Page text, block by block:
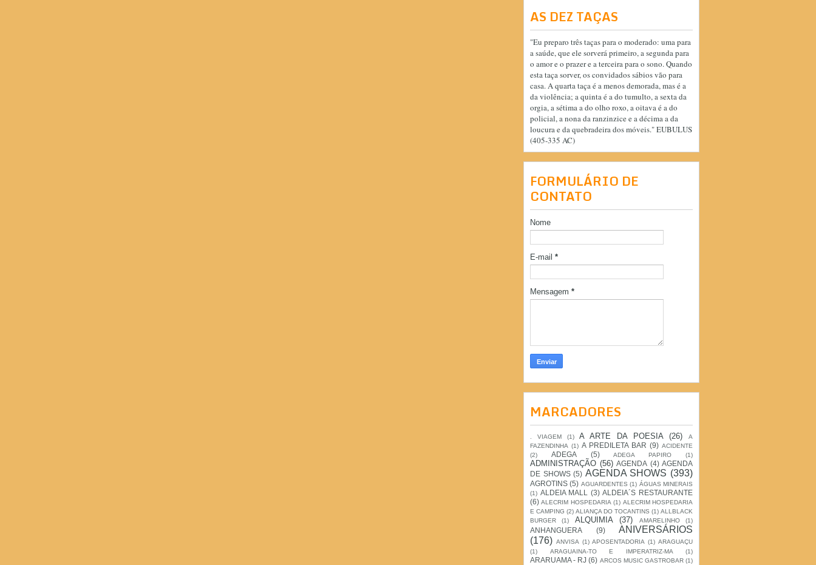
AS DEZ TAÇAS
"Eu preparo três taças para o moderado: uma para
a saúde, que ele sorverá primeiro, a segunda para
o amor e o prazer e a terceira para o sono. Quando
esta taça sorver, os convidados sábios vão para
casa. A quarta taça é a menos demorada, mas é a
da violência; a quinta é a do tumulto, a sexta da
orgia, a sétima a do olho roxo, a oitava é a do
policial, a nona da ranzinzice e a décima a da
loucura e da quebradeira dos móveis." EUBULUS
(405-335 AC)
FORMULÁRIO DE
CONTATO
Nome
E-mail *
Mensagem *
MARCADORES
. VIAGEM (1) A ARTE DA POESIA (26)
A
FAZENDINHA (1) A PREDILETA BAR (9) ACIDENTE
(2)
ADEGA (5) ADEGA PAPIRO (1)
ADMINISTRAÇÃO (56) AGENDA (4) AGENDA
DE SHOWS (5) AGENDA SHOWS (393)
AGROTINS (5) AGUARDENTES (1) ÁGUAS MINERAIS
(1) ALDEIA MALL (3) ALDEIA´S RESTAURANTE
(6) ALECRIM HOSPEDARIA (1) ALECRIM HOSPEDARIA
E CAMPING (2) ALIANÇA DO TOCANTINS (1) ALLBLACK
BURGER
(1) ALQUIMIA (37) AMARELINHO (1)
ANHANGUERA (9)
ANIVERSÁRIOS
(176) ANVISA (1) APOSENTADORIA (1) ARAGUAÇU
(1)
ARAGUAINA-TO E IMPERATRIZ-MA (1)
ARARUAMA - RJ (6) ARCOS MUSIC GASTROBAR (1)